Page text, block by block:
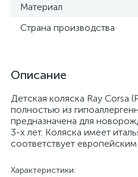
Материал
Страна производства
Описание
Детская коляска Ray Corsa
полностью из
предназначена для
3-х лет. Коляска имеет
соответствует
Характеристики: